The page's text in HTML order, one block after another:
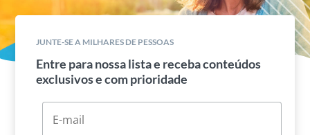
JUNTE-SE A MILHARES DE PESSOAS
Entre para nossa lista e receba conteúdos
exclusivos e com prioridade